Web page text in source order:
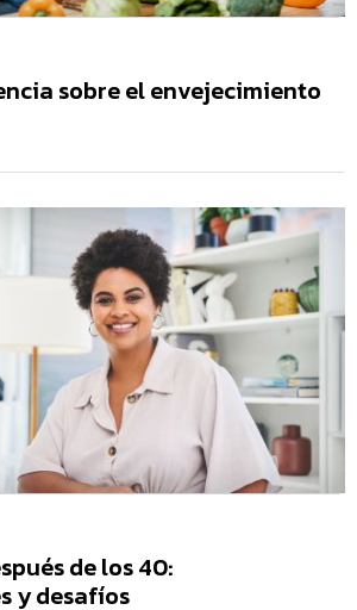
sobre el envejecimiento
de los 40:
y desafíos